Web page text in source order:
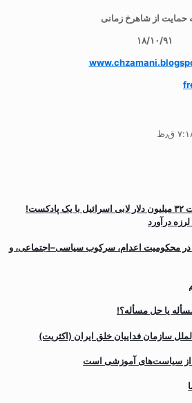
حمایت از شاهرخ زمانی
۱۸/۱۰/۹۱
طوفان سوسیالیست‌ها: شکست ۳۲ میلیون دلار لابی اسرائیل با یک پادکست!
درآورد
– در محکومیت اعدام، سرکوب سیاسی–اجتماعی، و
یا حل مسأله؟!
سازمان فداییان خلق ایران (اکثریت)
از سیاست‌های آموزشی است